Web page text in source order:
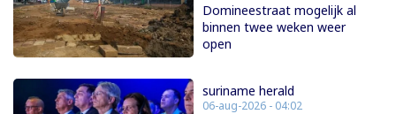
Domineestraat mogelijk al
binnen twee weken weer
open
suriname herald
06-aug-2026 - 04:02